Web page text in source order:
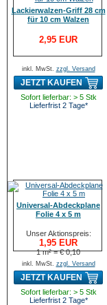
Lackierwalzen-Griff 28 cm
für 10 cm Walzen
2,95 EUR
inkl. MwSt. zzgl. Versand
JETZT KAUFEN
Sofort lieferbar: > 5 Stk
Lieferfrist 2 Tage*
Universal-Abdeckplane
Folie 4 x 5 m
Unser Aktionspreis:
1,95 EUR
1 m² = € 0,10
inkl. MwSt. zzgl. Versand
JETZT KAUFEN
Sofort lieferbar: > 5 Stk
Lieferfrist 2 Tage*